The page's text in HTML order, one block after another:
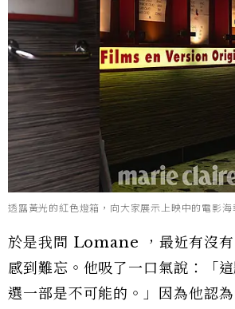
透露黃光的紅色燈箱，向大家展示上映中的電影海
於是我問 Lomane ，最近有沒有
感到難忘。他吸了一口氣說：「
選一部是不可能的。」因為他認